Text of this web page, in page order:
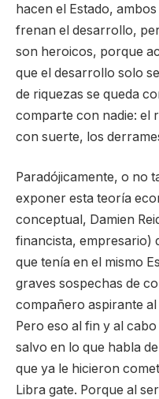
hacen el Estado,
frenan el desarrollo,
son heroicos, porque
que el desarrollo solo
de riquezas se queda
comparte con nadie: el
con suerte, los
Paradójicamente, o no
exponer esta teoría
conceptual, Damien
financista, empresario)
que tenía en el mismo
graves sospechas de
compañero aspirante
Pero eso al fin y al
salvo en lo que habla
que ya le hicieron
Libra gate. Porque al